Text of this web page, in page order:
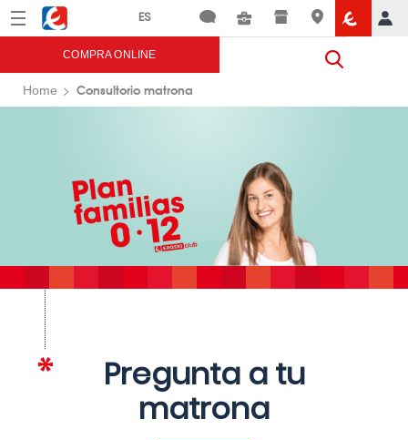
Menú Eroski
COMPRA ONLINE
Home Consultorio matrona
Pregunta a tu
matrona